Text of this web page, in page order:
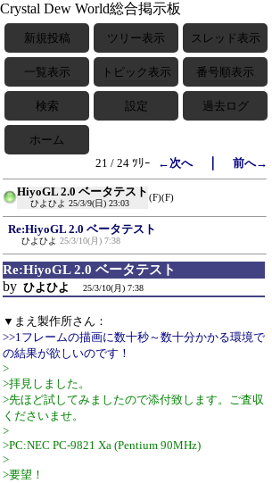
Crystal Dew World総合掲示板
新規投稿 ツリー表示 スレッド表示
一覧表示 トピック表示 番号順表示
検索 設定 過去ログ
ホーム
21 / 24 ﾂﾘｰ
←次へ｜ 前へ→
HiyoGL 2.0 ベータテスト
ひよひよ 25/3/9(日) 23:03
(F)(F)
Re:HiyoGL 2.0 ベータテスト
ひよひよ 25/3/10(月) 7:38
Re:HiyoGL 2.0 ベータテスト
by ひよひよ 25/3/10(月) 7:38
▼まえ製作所さん：
>>1フレームの描画に数十秒～数十分かかる環境で
の結果が欲しいのです！
>
>拝見しました。
>先ほど試してみましたので添付致します。ご査収
くださいませ。
>
>PC:NEC PC-9821 Xa (Pentium 90MHz)
>
>要望！